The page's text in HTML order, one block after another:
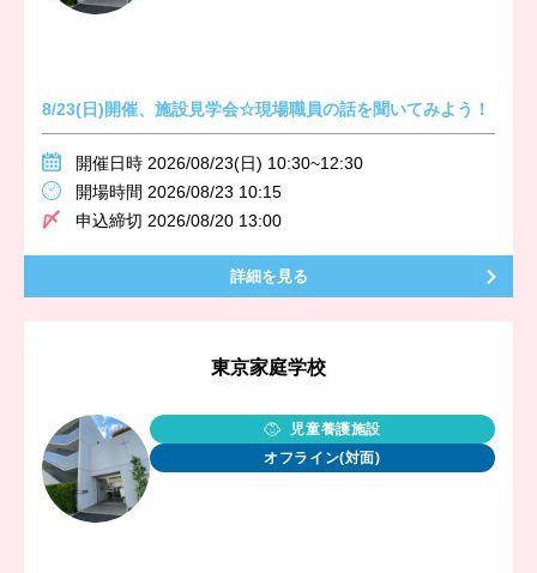
8/23(日)開催、施設見学会☆現場職員の話を聞いてみよう！
開催日時 2026/08/23(日) 10:30~12:30
開場時間 2026/08/23 10:15
申込締切 2026/08/20 13:00
詳細を見る
東京家庭学校
児童養護施設
オフライン(対面)